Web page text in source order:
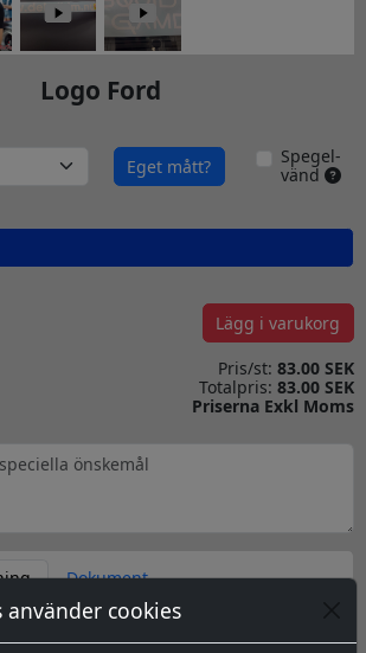
cookies
Logo Ford
Eget mått?
Spegel-
vänd
Lägg i varukorg
Pris/st: 83.00 SEK
Totalpris: 83.00 SEK
Priserna Exkl Moms
Dokument
/ logo